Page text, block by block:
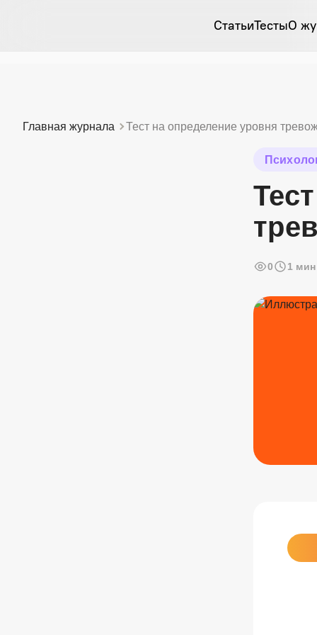
СтатьиТестыО
Главная журнала Тест на определение уровня
0 1 мин